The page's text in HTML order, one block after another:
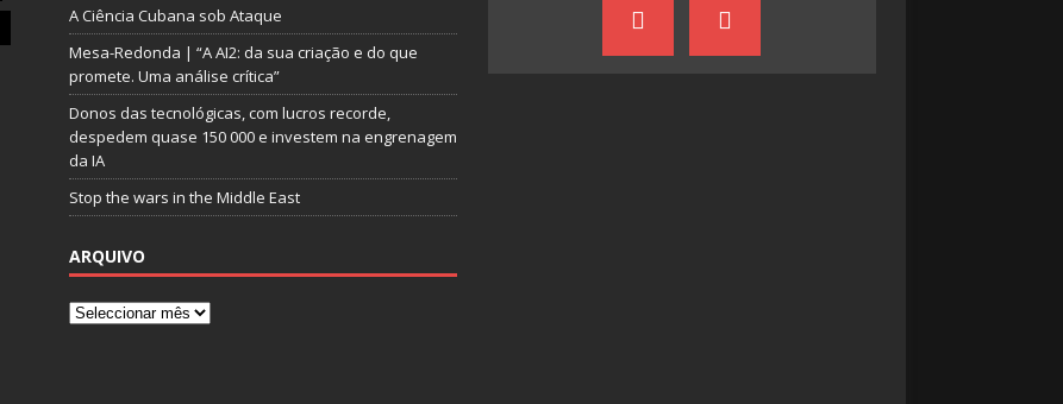
A Ciência Cubana sob Ataque
Mesa-Redonda | “A AI2: da sua criação e do que
promete. Uma análise crítica”
Donos das tecnológicas, com lucros recorde,
despedem quase 150 000 e investem na engrenagem
da IA
Stop the wars in the Middle East
ARQUIVO